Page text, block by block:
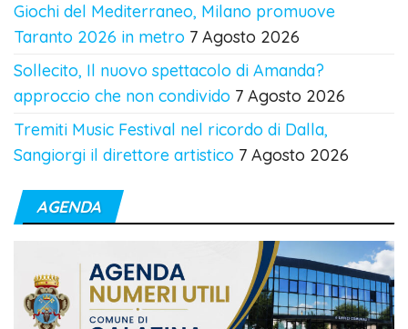
Giochi del Mediterraneo, Milano promuove
Taranto 2026 in metro 7 Agosto 2026
Sollecito, Il nuovo spettacolo di Amanda?
approccio che non condivido 7 Agosto 2026
Tremiti Music Festival nel ricordo di Dalla,
Sangiorgi il direttore artistico 7 Agosto 2026
AGENDA